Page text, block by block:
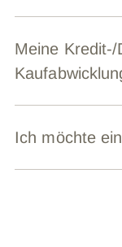
Meine
Ich möchte